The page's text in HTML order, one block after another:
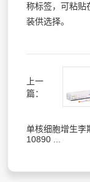
称标签，可粘贴
装供选择。
上一
篇：
单核细胞增生李
10890 ...